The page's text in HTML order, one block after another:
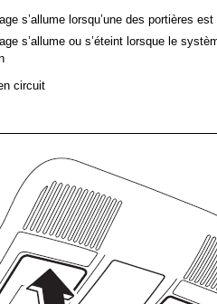
s’allume lorsqu’une des portières
s’allume ou s’éteint lorsque le
circuit